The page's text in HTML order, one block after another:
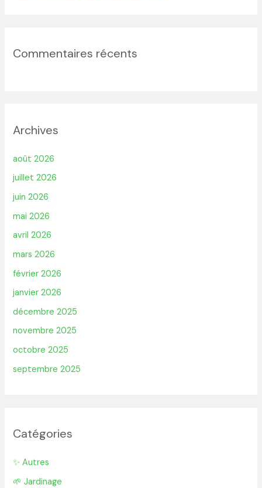
Commentaires récents
Archives
août 2026
juillet 2026
juin 2026
mai 2026
avril 2026
mars 2026
février 2026
janvier 2026
décembre 2025
novembre 2025
octobre 2025
septembre 2025
Catégories
✨ Autres
🌱 Jardinage